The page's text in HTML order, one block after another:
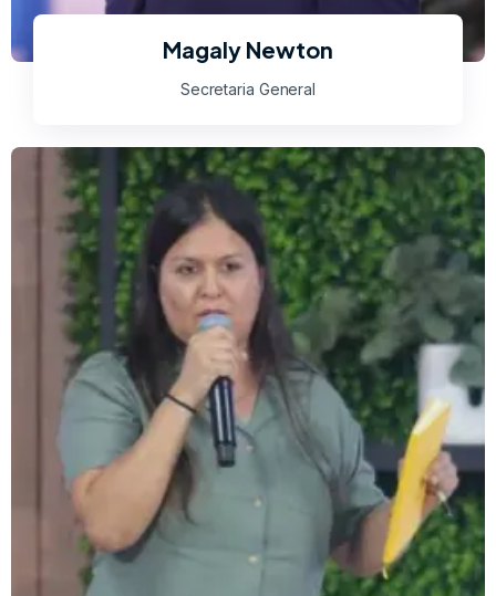
Magaly Newton
Secretaria General